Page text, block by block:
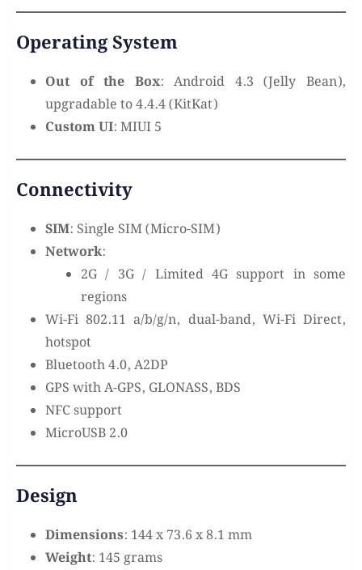
Operating System
Out of the Box: Android 4.3 (Jelly Bean),
upgradable to 4.4.4 (KitKat)
Custom UI: MIUI 5
Connectivity
SIM: Single SIM (Micro-SIM)
Network:
2G / 3G / Limited 4G support in some
regions
Wi-Fi 802.11 a/b/g/n, dual-band, Wi-Fi Direct,
hotspot
Bluetooth 4.0, A2DP
GPS with A-GPS, GLONASS, BDS
NFC support
MicroUSB 2.0
Design
Dimensions: 144 x 73.6 x 8.1 mm
Weight: 145 grams